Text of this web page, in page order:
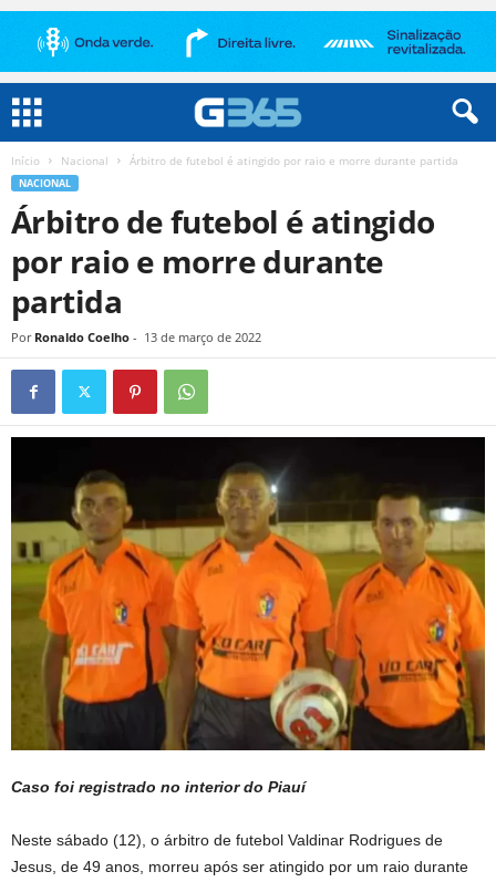
Início Nacional Árbitro de futebol é atingido por raio e morre durante partida
NACIONAL
Árbitro de futebol é atingido
por raio e morre durante
partida
Por Ronaldo Coelho - 13 de março de 2022
Caso foi registrado no interior do Piauí
Neste sábado (12), o árbitro de futebol Valdinar Rodrigues de
Jesus, de 49 anos, morreu após ser atingido por um raio durante